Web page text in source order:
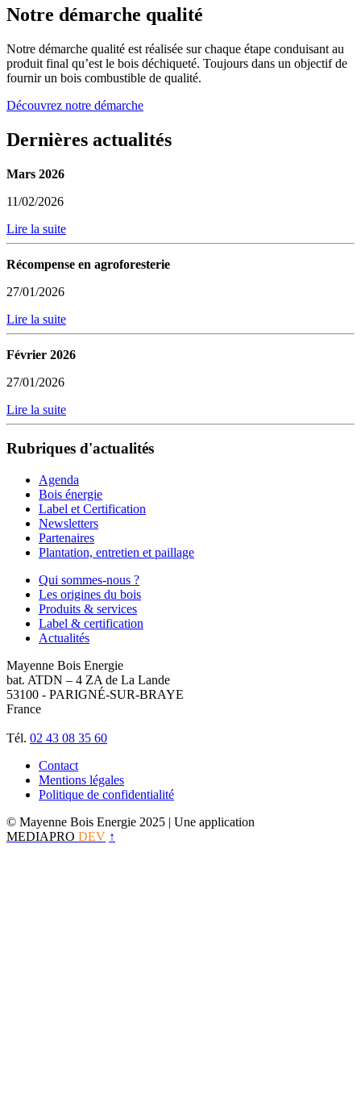
Notre démarche qualité
Notre démarche qualité est réalisée sur chaque étape conduisant au
produit final qu’est le bois déchiqueté. Toujours dans un objectif de
fournir un bois combustible de qualité.
Découvrez notre démarche
Dernières actualités
Mars 2026
11/02/2026
Lire la suite
Récompense en agroforesterie
27/01/2026
Lire la suite
Février 2026
27/01/2026
Lire la suite
Rubriques d'actualités
Agenda
Bois énergie
Label et Certification
Newsletters
Partenaires
Plantation, entretien et paillage
Qui sommes-nous ?
Les origines du bois
Produits & services
Label & certification
Actualités
Mayenne Bois Energie
bat. ATDN – 4 ZA de La Lande
53100 - PARIGNÉ-SUR-BRAYE
France
Tél. 02 43 08 35 60
Contact
Mentions légales
Politique de confidentialité
© Mayenne Bois Energie 2025 | Une application
MEDIAPRO DEV ↑